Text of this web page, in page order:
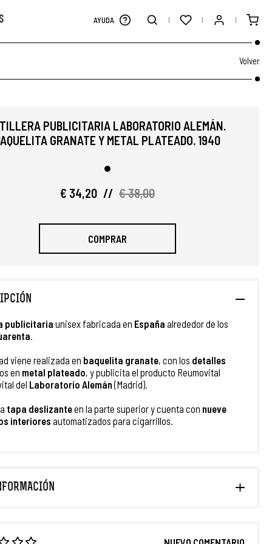
AYUDA
Volver
PUBLICITARIA LABORATORIO ALEMÁN.
GRANATE Y METAL PLATEADO. 1940
€ 34,20 // € 38,00
COMPRAR
publicitaria unisex fabricada en España alrededor de los
.
viene realizada en baquelita granate, con los detalles
en metal plateado, y publicita el producto Reumovital
del Laboratorio Alemán(Madrid).
tapa deslizanteen la parte superior y cuenta con nueve
interiores automatizados para cigarrillos.